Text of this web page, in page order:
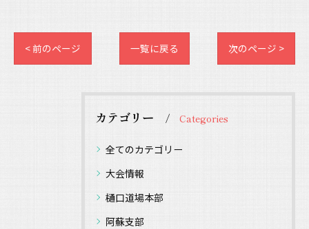
< 前のページ 一覧に戻る 次のページ >
カテゴリー Categories
全てのカテゴリー
大会情報
樋口道場本部
阿蘇支部